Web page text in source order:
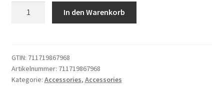
speziell
gemacht
für
In den Warenkorb
GTIN: 711719867968
Artikelnummer: 711719867968
Kategorie: Accessories, Accessories